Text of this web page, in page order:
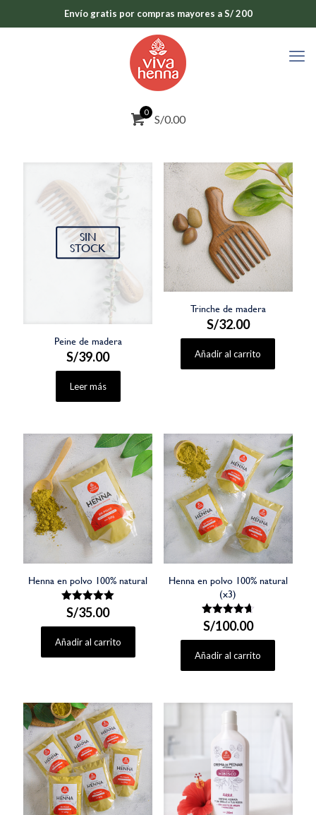
Envío gratis por compras mayores a S/ 200
0
S/0.00
SIN
STOCK
Peine de madera
S/39.00
Leer más
Trinche de madera
S/32.00
Añadir al carrito
Henna en polvo 100% natural
Valorado
con
5.00
de 5
S/35.00
Añadir al carrito
Henna en polvo 100% natural
(x3)
Valorado
con
4.67
de 5
S/100.00
Añadir al carrito